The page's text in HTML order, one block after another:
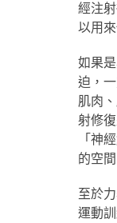
經注射
以用
如果
迫，
肌肉
射修
「神
的空間
至於
運動